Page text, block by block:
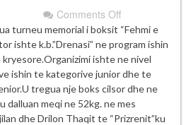
Comments Offon
Turneu
Memorial
i
boksit
“Fehmi
e
Xhev
turneu memorial i boksit “Fehmi e
ishte k.b.”Drenasi” ne program ishin
ishte ne nivel
ishin te kategorive junior dhe te
tregua nje boks cilsor dhe ne
dalluan meqi ne 52kg. ne mes
dhe Drilon Thaqit te “Prizrenit”ku